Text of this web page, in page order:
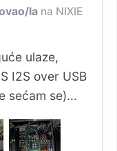
la na NIXIE
ulaze,
I2S over USB
sećam se)...